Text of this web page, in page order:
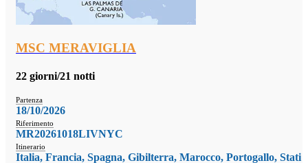
MSC MERAVIGLIA
22 giorni/21 notti
Partenza
18/10/2026
Riferimento
MR20261018LIVNYC
Itinerario
Italia, Francia, Spagna, Gibilterra, Marocco, Portogallo, Stati